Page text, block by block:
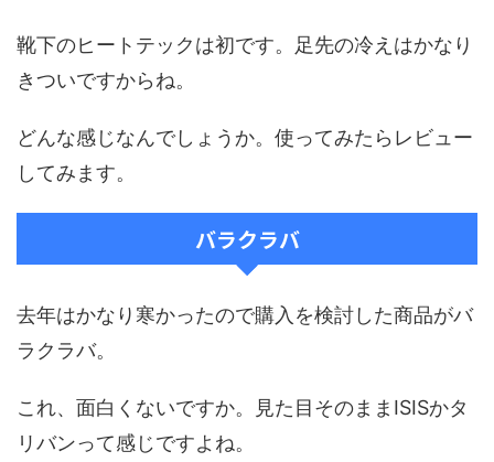
靴下のヒートテックは初です。足先の冷えはかなり
きついですからね。
どんな感じなんでしょうか。使ってみたらレビュー
してみます。
バラクラバ
去年はかなり寒かったので購入を検討した商品がバ
ラクラバ。
これ、面白くないですか。見た目そのままISISかタ
リバンって感じですよね。